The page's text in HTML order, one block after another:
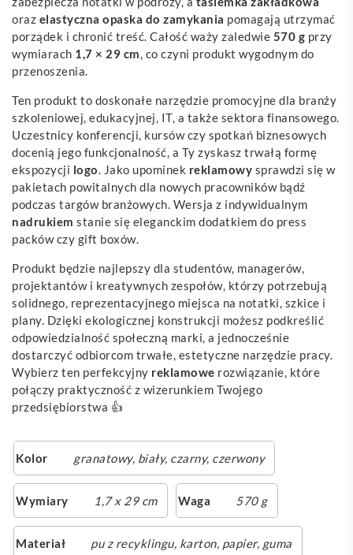
oraz elastyczna opaska do zamykania pomagają utrzymać
porządek i chronić treść. Całość waży zaledwie 570 g przy
wymiarach 1,7 × 29 cm, co czyni produkt wygodnym do
przenoszenia.
Ten produkt to doskonałe narzędzie promocyjne dla branży
szkoleniowej, edukacyjnej, IT, a także sektora finansowego.
Uczestnicy konferencji, kursów czy spotkań biznesowych
docenią jego funkcjonalność, a Ty zyskasz trwałą formę
ekspozycji logo. Jako upominek reklamowy sprawdzi się w
pakietach powitalnych dla nowych pracowników bądź
podczas targów branżowych. Wersja z indywidualnym
nadrukiem stanie się eleganckim dodatkiem do press
packów czy gift boxów.
Produkt będzie najlepszy dla studentów, managerów,
projektantów i kreatywnych zespołów, którzy potrzebują
solidnego, reprezentacyjnego miejsca na notatki, szkice i
plany. Dzięki ekologicznej konstrukcji możesz podkreślić
odpowiedzialność społeczną marki, a jednocześnie
dostarczyć odbiorcom trwałe, estetyczne narzędzie pracy.
Wybierz ten perfekcyjny reklamowe rozwiązanie, które
połączy praktyczność z wizerunkiem Twojego
przedsiębiorstwa 👍
Kolor granatowy, biały, czarny, czerwony
Wymiary 1,7 x 29 cm Waga 570 g
Materiał pu z recyklingu, karton, papier, guma